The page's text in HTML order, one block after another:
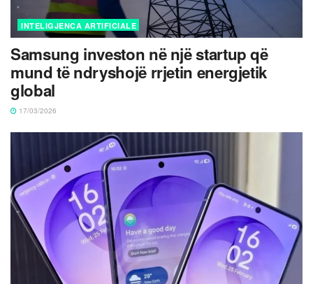
INTELIGJENCA ARTIFICIALE
Samsung investon në një startup që
mund të ndryshojë rrjetin energjetik
global
17/03/2026